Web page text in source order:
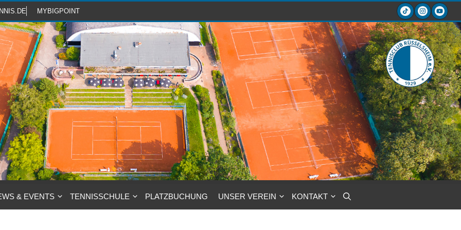
MYBIGPOINT
& EVENTS TENNISSCHULE PLATZBUCHUNG UNSER VEREIN KONTAKT